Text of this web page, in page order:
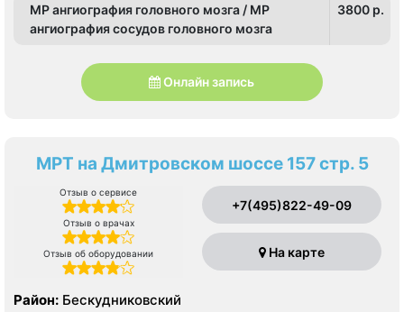
МР ангиография головного мозга / МР
ангиография сосудов головного мозга
3800 p.
Онлайн запись
МРТ на Дмитровском шоссе 157 стр. 5
Отзыв о сервисе
Отзыв о врачах
Отзыв об оборудовании
+7(495)822-49-09
На карте
Район: Бескудниковский